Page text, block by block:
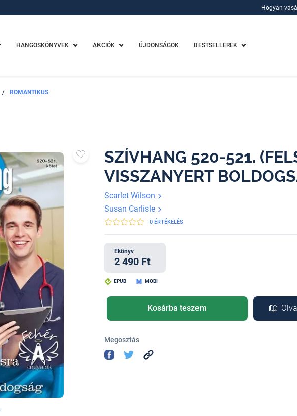
Hogyan
HANGOSKÖNYVEK AKCIÓK ÚJDONSÁGOK BESTSELLEREK
/ ROMANTIKUS
SZÍVHANG 520-521.
VISSZANYERT
Scarlet Wilson
Susan Carlisle
0 ÉRTÉKELÉS
Ekönyv
2 490 Ft
EPUB MOBI
Kosárba teszem
Megosztás